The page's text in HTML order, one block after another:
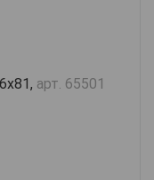
арт. 65501